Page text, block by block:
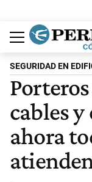
Política
Economía
Judiciales
Sociedad
Cultura
Espectáculos
Deportes
Protagonistas
SEGURIDAD EN
cables
ahora